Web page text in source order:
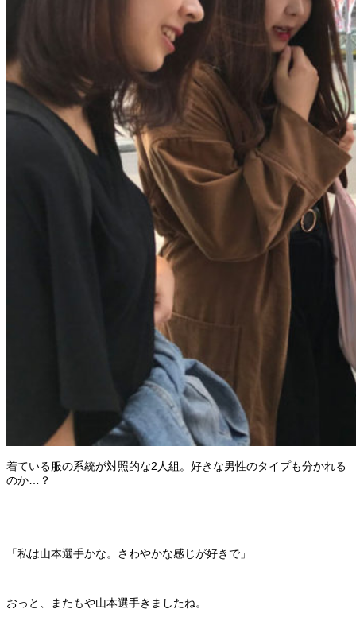
着ている服の系統が対照的な2人組。好きな男性のタイプも分かれる
のか…？
「私は山本選手かな。さわやかな感じが好きで」
おっと、またもや山本選手きましたね。